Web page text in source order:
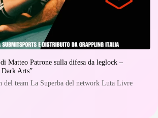
Matteo Patrone sulla difesa da leglock –
Dark Arts”
del team La Superba del network Luta Livre